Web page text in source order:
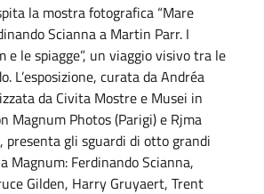
la mostra fotografica “Mare
Scianna a Martin Parr. I
e le spiagge”, un viaggio visivo tra le
L’esposizione, curata da Andréa
da Civita Mostre e Musei in
Magnum Photos (Parigi) e Rjma
gli sguardi di otto grandi
Magnum: Ferdinando Scianna,
Gilden, Harry Gruyaert, Trent